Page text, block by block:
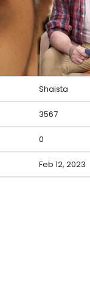
Shaista
3567
0
Feb 12, 2023